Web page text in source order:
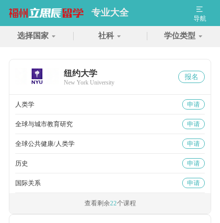
专业大全
导航
选择国家 社科 学位类型
纽约大学
New York University
报名
人类学 申请
全球与城市教育研究 申请
全球公共健康/人类学 申请
历史 申请
国际关系 申请
查看剩余22个课程